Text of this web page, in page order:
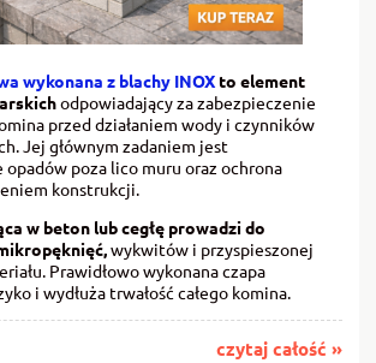
wykonana z blachy INOXto element
odpowiadający za zabezpieczenie
przed działaniem wody i czynników
Jej głównym zadaniem jest
poza lico muru oraz ochrona
konstrukcji.
w beton lub cegłę prowadzi do
wykwitów i przyspieszonej
Prawidłowo wykonana czapa
i wydłuża trwałość całego komina.
czytaj całość »